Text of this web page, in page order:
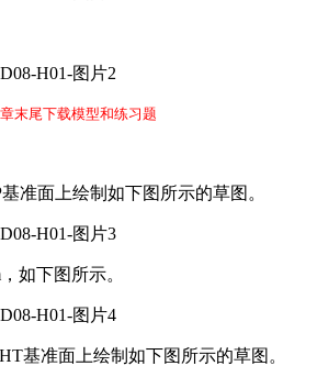
末尾下载模型和练习题
准面上绘制如下图所示的草图。
如下图所示。
基准面上绘制如下图所示的草图。